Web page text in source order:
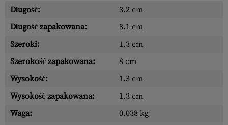
Długość:
3.2 cm
Długość zapakowana:
8.1 cm
Szeroki:
1.3 cm
Szerokość zapakowana:
8 cm
Wysokość:
1.3 cm
Wysokość zapakowana:
1.3 cm
Waga:
0.038 kg